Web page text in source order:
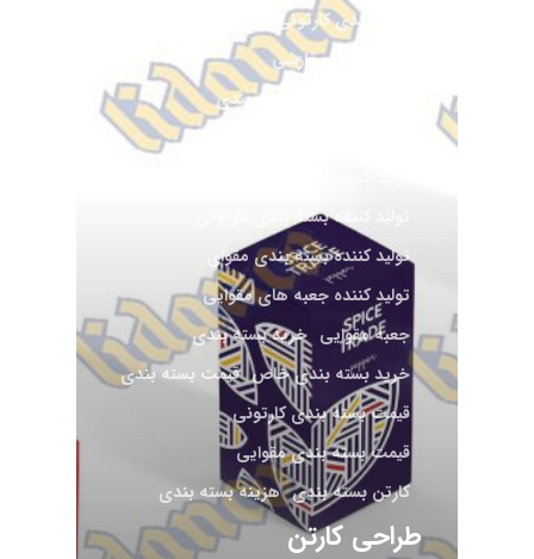
بسته بندی کارتونی
تولید کارتن سفارشی
تولید کننده انواع بسته بندی
تولید کننده بسته بندی کارتونی
تولید کننده بسته بندی مقوای
تولید کننده جعبه های مقوایی
جعبه مقوایی خرید بسته بندی
خرید بسته بندی خاص قیمت بسته بندی
قیمت بسته بندی کارتونی
قیمت بسته بندی مقوایی
کارتن بسته بندی هزینه بسته بندی
طراحی کارتن